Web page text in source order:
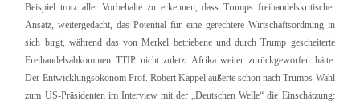
Beispiel trotz aller Vorbehalte zu erkennen, dass Trumps freihandelskritischer
Ansatz, weitergedacht, das Potential für eine gerechtere Wirtschaftsordnung in
sich birgt, während das von Merkel betriebene und durch Trump gescheiterte
Freihandelsabkommen TTIP nicht zuletzt Afrika weiter zurückgeworfen hätte.
Der Entwicklungsökonom Prof. Robert Kappel äußerte schon nach Trumps Wahl
zum US-Präsidenten im Interview mit der „Deutschen Welle“ die Einschätzung: